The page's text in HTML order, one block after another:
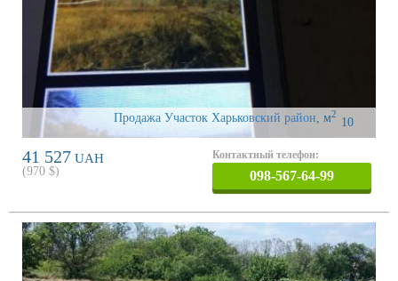
Продажа Участок Харьковский район, 10
м2
41 527 UAH
(970 $)
Контактный телефон:
098-567-64-99